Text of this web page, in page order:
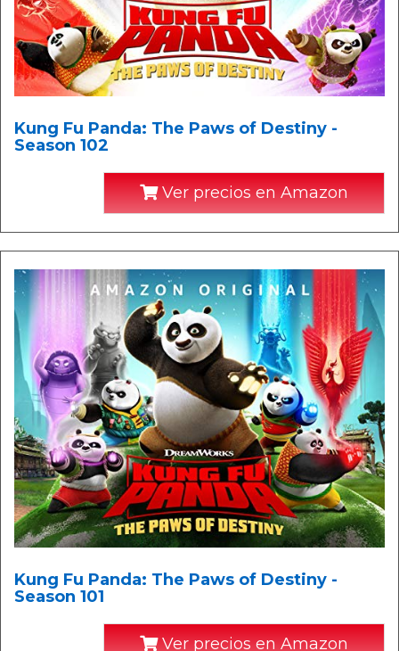
Kung Fu Panda: The Paws of Destiny -
Season 102
Ver precios en Amazon
Kung Fu Panda: The Paws of Destiny -
Season 101
Ver precios en Amazon